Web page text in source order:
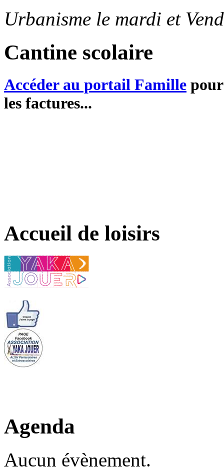
Urbanisme le mardi et
Cantine scolaire
Accéder au portail Famille
les factures...
Accueil de loisirs
Agenda
Aucun évènement.